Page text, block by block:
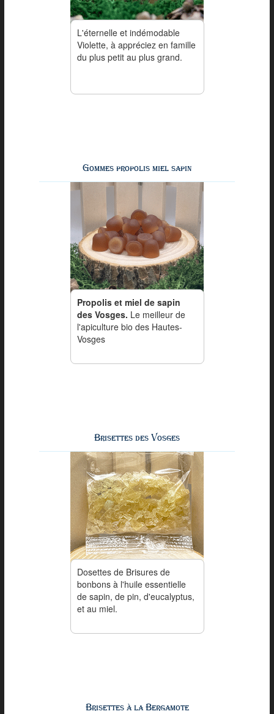
L'éternelle et indémodable
Violette, à appréciez en famille
du plus petit au plus grand.
Gommes propolis miel sapin
Propolis et miel de sapin
des Vosges. Le meilleur de
l'apiculture bio des Hautes-
Vosges
Brisettes des Vosges
Dosettes de Brisures de
bonbons à l'huile essentielle
de sapin, de pin, d'eucalyptus,
et au miel.
Brisettes à la Bergamote